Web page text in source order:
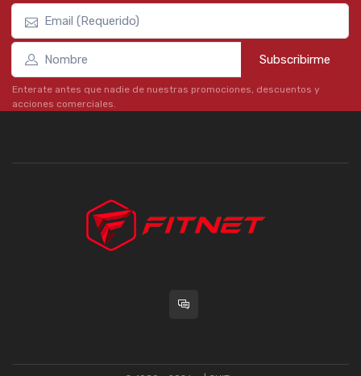
Subscribirme
Enterate antes que nadie de nuestras promociones, descuentos y
acciones comerciales.